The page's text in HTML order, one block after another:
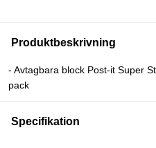
Produktbeskrivning
- Avtagbara block Post-it Super
pack
Specifikation